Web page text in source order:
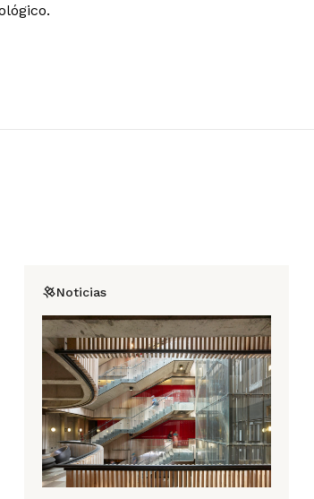
Noticias